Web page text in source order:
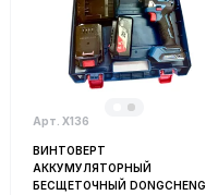
Арт. Х136
ВИНТОВЕРТ
АККУМУЛЯТОРНЫЙ
БЕСЩЕТОЧНЫЙ DONGCHENG